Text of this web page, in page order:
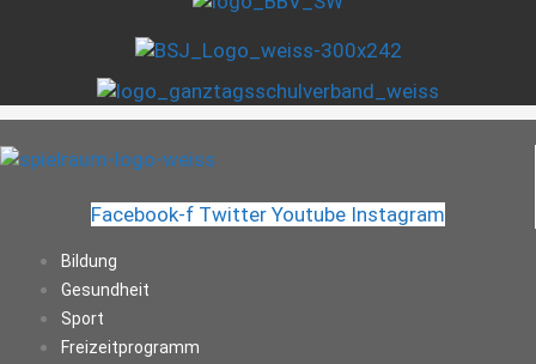
Facebook-f Twitter Youtube Instagram
Bildung
Gesundheit
Sport
Freizeitprogramm